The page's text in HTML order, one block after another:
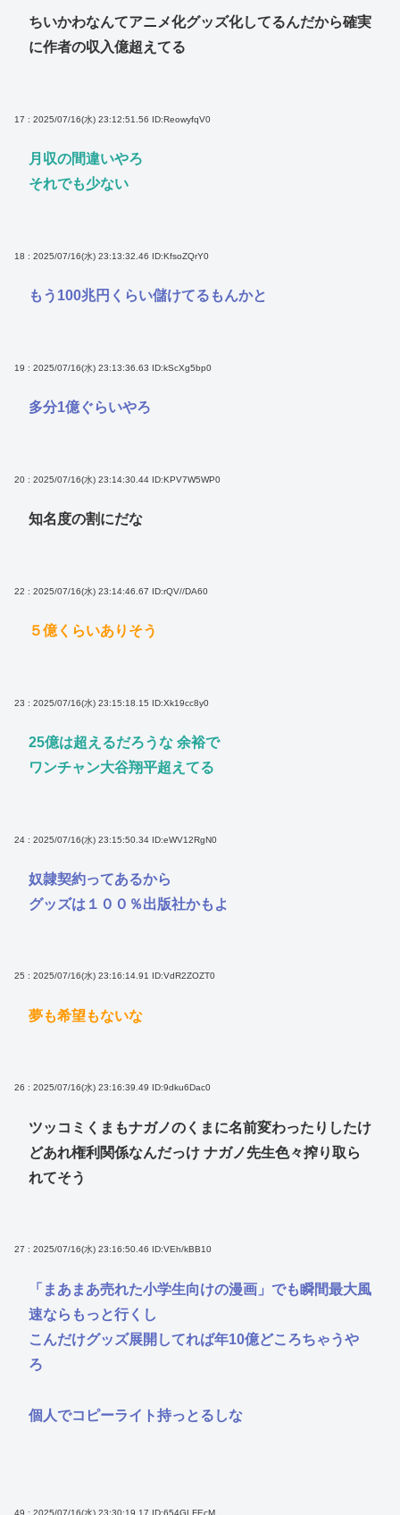
ちいかわなんてアニメ化グッズ化してるんだから確実
に作者の収入億超えてる
17 : 2025/07/16(水) 23:12:51.56 ID:ReowyfqV0
月収の間違いやろ
それでも少ない
18 : 2025/07/16(水) 23:13:32.46 ID:KfsoZQrY0
もう100兆円くらい儲けてるもんかと
19 : 2025/07/16(水) 23:13:36.63 ID:kScXg5bp0
多分1億ぐらいやろ
20 : 2025/07/16(水) 23:14:30.44 ID:KPV7W5WP0
知名度の割にだな
22 : 2025/07/16(水) 23:14:46.67 ID:rQV//DA60
５億くらいありそう
23 : 2025/07/16(水) 23:15:18.15 ID:Xk19cc8y0
25億は超えるだろうな 余裕で
ワンチャン大谷翔平超えてる
24 : 2025/07/16(水) 23:15:50.34 ID:eWV12RgN0
奴隷契約ってあるから
グッズは１００％出版社かもよ
25 : 2025/07/16(水) 23:16:14.91 ID:VdR2ZOZT0
夢も希望もないな
26 : 2025/07/16(水) 23:16:39.49 ID:9dku6Dac0
ツッコミくまもナガノのくまに名前変わったりしたけ
どあれ権利関係なんだっけ ナガノ先生色々搾り取ら
れてそう
27 : 2025/07/16(水) 23:16:50.46 ID:VEh/kBB10
「まあまあ売れた小学生向けの漫画」でも瞬間最大風
速ならもっと行くし
こんだけグッズ展開してれば年10億どころちゃうや
ろ
個人でコピーライト持っとるしな
49 : 2025/07/16(水) 23:30:19.17 ID:654GLFEcM